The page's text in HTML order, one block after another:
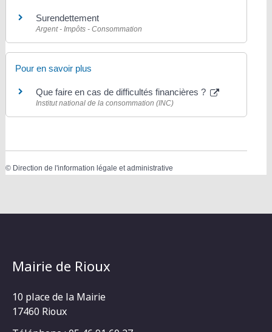
Surendettement
Argent - Impôts - Consommation
Pour en savoir plus
Que faire en cas de difficultés financières ?
Institut national de la consommation (INC)
© Direction de l'information légale et administrative
Mairie de Rioux
10 place de la Mairie
17460 Rioux